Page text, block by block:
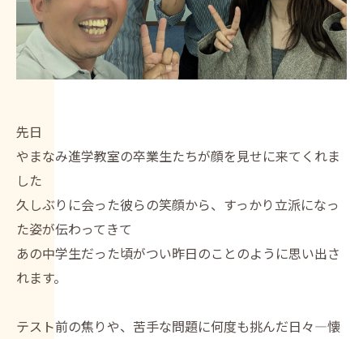
先日
やまなみ進学教室の卒業生たちが顔を見せに来てくれま
した
久しぶりに会った彼らの笑顔から、すっかり立派になっ
た姿が伝わってきて
あの中学生だった頃がつい昨日のことのように思い出さ
れます。
テスト前の焦りや、苦手な問題に何度も挑んだ日々—懐